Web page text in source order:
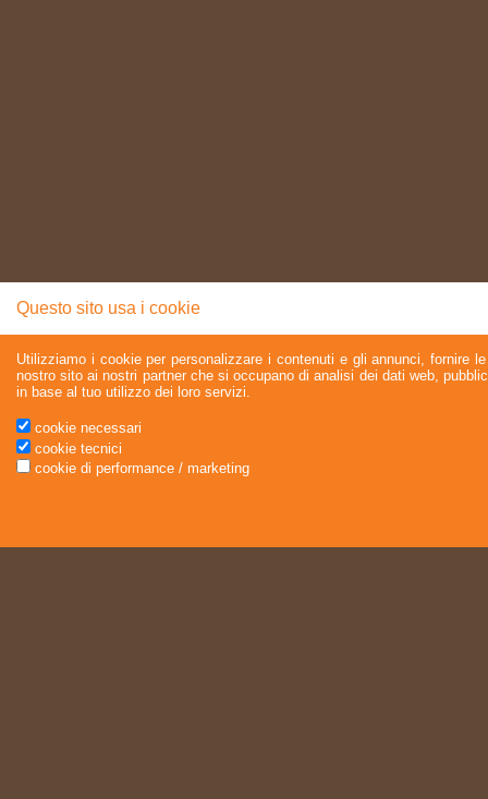
Questo sito usa i cookie
Utilizziamo i cookie per personalizzare i contenuti e gli annunci, fornire
nostro sito ai nostri partner che si occupano di analisi dei dati web,
in base al tuo utilizzo dei loro servizi.
cookie necessari
cookie tecnici
cookie di performance / marketing